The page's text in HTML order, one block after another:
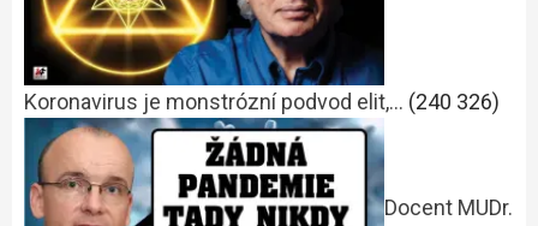
Koronavirus je monstrózní podvod elit,… (240 326)
Docent MUDr.